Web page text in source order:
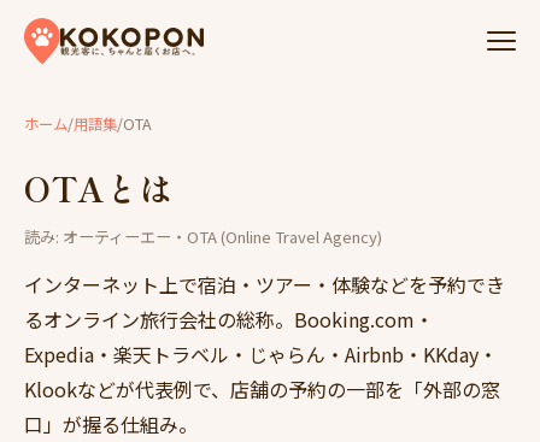
Skip to content
ホーム/用語集/OTA
OTAとは
読み: オーティーエー ・ OTA (Online Travel Agency)
インターネット上で宿泊・ツアー・体験などを予約でき
るオンライン旅行会社の総称。Booking.com・
Expedia・楽天トラベル・じゃらん・Airbnb・KKday・
Klookなどが代表例で、店舗の予約の一部を「外部の窓
口」が握る仕組み。